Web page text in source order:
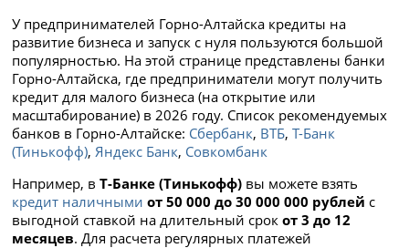
У предпринимателей Горно-Алтайска кредиты на
развитие бизнеса и запуск с нуля пользуются большой
популярностью. На этой странице представлены банки
Горно-Алтайска, где предприниматели могут получить
кредит для малого бизнеса (на открытие или
масштабирование) в 2026 году. Список рекомендуемых
банков в Горно-Алтайске: Сбербанк, ВТБ,Т-Банк
(Тинькофф), Яндекс Банк, Совкомбанк
Например, вТ-Банке (Тинькофф) вы можете взять
кредит наличными от 50 000 до 30 000 000 рублей с
выгодной ставкой на длительный срокот 3 до 12
месяцев. Для расчета регулярных платежей